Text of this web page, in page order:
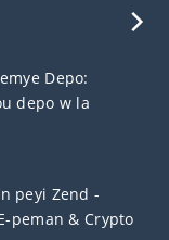
Depo:
depo w la
peyi Zend -
peman & Crypto